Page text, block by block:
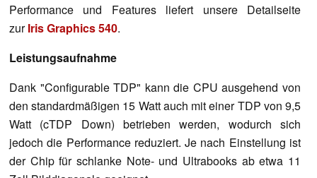
Performance und Features liefert unsere Detailseite
zurIris Graphics 540.
Leistungsaufnahme
Dank "Configurable TDP" kann die CPU ausgehend von
den standardmäßigen 15 Watt auch mit einer TDP von 9,5
Watt (cTDP Down) betrieben werden, wodurch sich
jedoch die Performance reduziert. Je nach Einstellung ist
der Chip für schlanke Note- und Ultrabooks ab etwa 11